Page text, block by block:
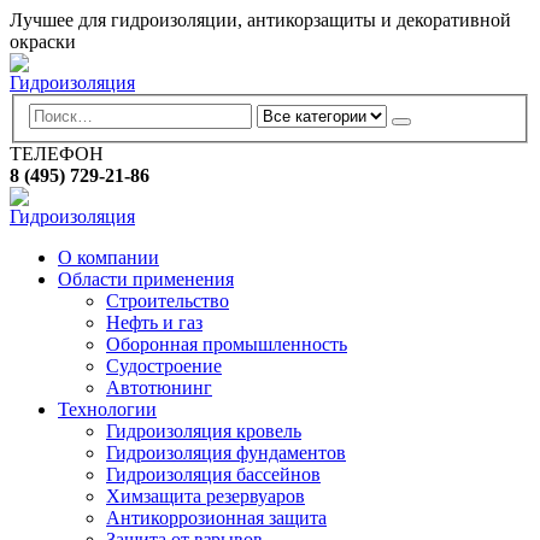
Лучшее для гидроизоляции, антикорзащиты и декоративной
окраски
ТЕЛЕФОН
8 (495) 729-21-86
О компании
Области применения
Строительство
Нефть и газ
Оборонная промышленность
Судостроение
Автотюнинг
Технологии
Гидроизоляция кровель
Гидроизоляция фундаментов
Гидроизоляция бассейнов
Химзащита резервуаров
Антикоррозионная защита